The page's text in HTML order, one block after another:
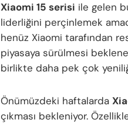
Xiaomi 15 serisi ile gelen
liderliğini perçinlemek
henüz Xiaomi tarafından
piyasaya sürülmesi
birlikte daha pek çok
Önümüzdeki haftalarda
çıkması bekleniyor.